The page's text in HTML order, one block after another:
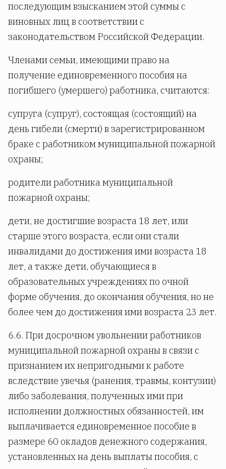
последующим взысканием этой суммы с
виновных лиц в соответствии с
законодательством Российской Федерации.
Членами семьи, имеющими право на
получение единовременного пособия на
погибшего (умершего) работника, считаются:
супруга (супруг), состоящая (состоящий) на
день гибели (смерти) в зарегистрированном
браке с работником муниципальной пожарной
охраны;
родители работника муниципальной
пожарной охраны;
дети, не достигшие возраста 18 лет, или
старше этого возраста, если они стали
инвалидами до достижения ими возраста 18
лет, а также дети, обучающиеся в
образовательных учреждениях по очной
форме обучения, до окончания обучения, но не
более чем до достижения ими возраста 23 лет.
6.6. При досрочном увольнении работников
муниципальной пожарной охраны в связи с
признанием их непригодными к работе
вследствие увечья (ранения, травмы, контузии)
либо заболевания, полученных ими при
исполнении должностных обязанностей, им
выплачивается единовременное пособие в
размере 60 окладов денежного содержания,
установленных на день выплаты пособия, с